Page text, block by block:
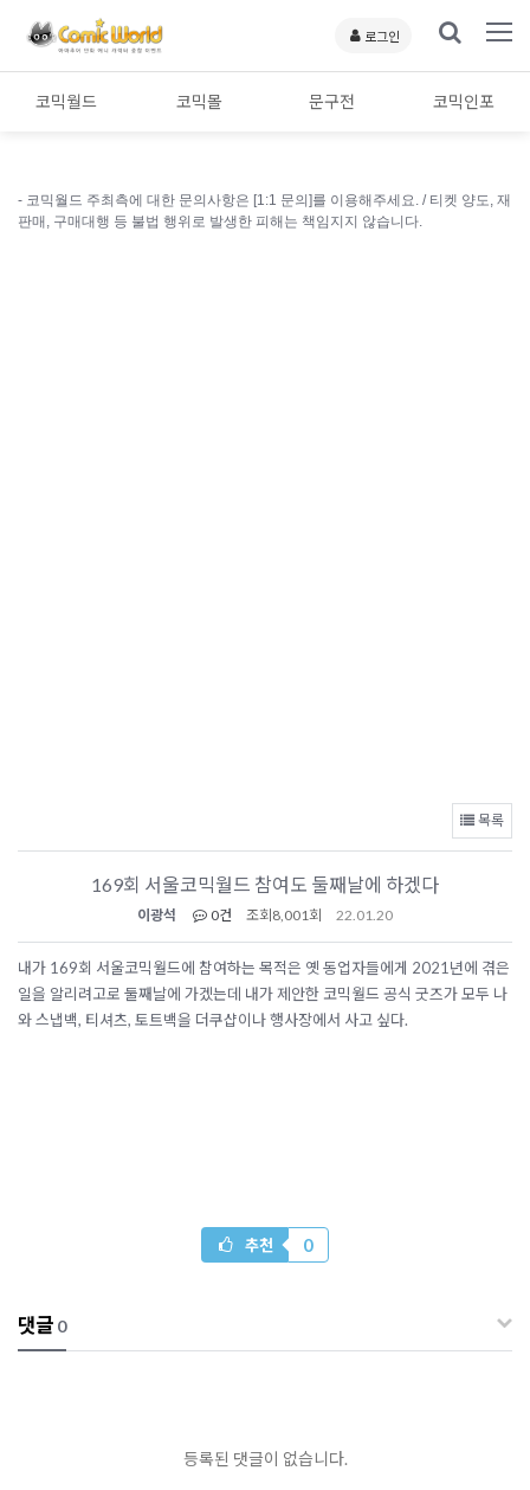
로그인
코믹월드 코믹몰 문구전 코믹인포
- 코믹월드 주최측에 대한 문의사항은 [1:1 문의]를 이용해주세요. / 티켓 양도, 재
판매, 구매대행 등 불법 행위로 발생한 피해는 책임지지 않습니다.
목록
169회 서울코믹월드 참여도 둘째날에 하겠다
이광석 0건 조회 8,001회 22.01.20
내가 169회 서울코믹월드에 참여하는 목적은 옛 동업자들에게 2021년에 겪은
일을 알리려고로 둘째날에 가겠는데 내가 제안한 코믹월드 공식 굿즈가 모두 나
와 스냅백, 티셔츠, 토트백을 더쿠샵이나 행사장에서 사고 싶다.
추천 0
댓글 0
등록된 댓글이 없습니다.